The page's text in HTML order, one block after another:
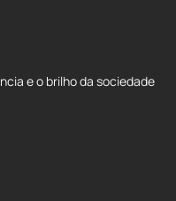
e o brilho da sociedade